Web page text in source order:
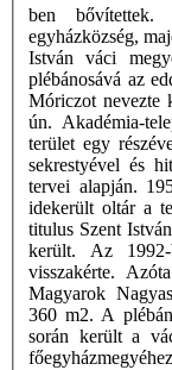
ben bővítettek.
egyházközség,
István váci
plébánosává az
Móriczot nevezte
ún. Akadémia-
terület egy
sekrestyével és
tervei alapján.
idekerült oltár a
titulus Szent
került. Az
visszakérte.
Magyarok
360 m2. A
során került a